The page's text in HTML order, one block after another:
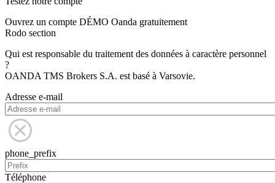
Ouvrez un compte DÉMO Oanda gratuitement
Rodo section
Qui est responsable du traitement des données à caractère personnel
?
OANDA TMS Brokers S.A. est basé à Varsovie.
Adresse e-mail
phone_prefix
Téléphone